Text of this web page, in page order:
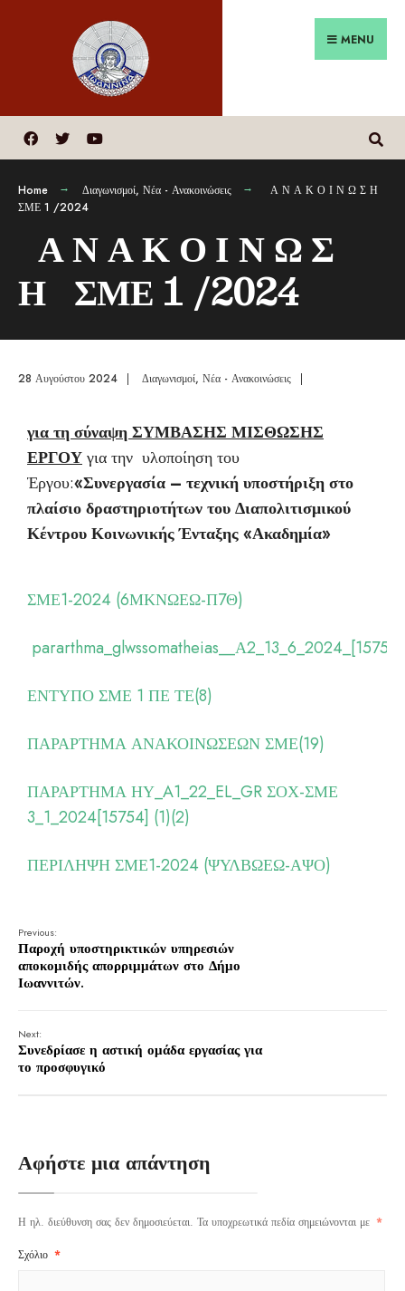
MENU
Home Διαγωνισμοί, Νέα - Ανακοινώσεις
Α Ν Α Κ Ο Ι Ν Ω Σ Η
ΣΜΕ 1 /2024
Α Ν Α Κ Ο Ι Ν Ω Σ
Η ΣΜΕ 1 /2024
28 Αυγούστου 2024 | Διαγωνισμοί, Νέα - Ανακοινώσεις |
για τη σύναψη ΣΥΜΒΑΣΗΣ ΜΙΣΘΩΣΗΣ
ΕΡΓΟΥγια την υλοποίηση του
Έργου:«Συνεργασία – τεχνική υποστήριξη στο
πλαίσιο δραστηριοτήτων του Διαπολιτισμικού
Κέντρου Κοινωνικής Ένταξης «Ακαδημία»
ΣΜΕ1-2024 (6ΜΚΝΩΕΩ-Π7Θ)
ΕΝΤΥΠΟ ΣΜΕ 1 ΠΕ ΤΕ(8)
ΠΑΡΑΡΤΗΜΑ ΑΝΑΚΟΙΝΩΣΕΩΝ ΣΜΕ(19)
ΠΑΡΑΡΤΗΜΑ ΗΥ_A1_22_EL_GR ΣΟΧ-ΣΜΕ
3_1_2024[15754] (1)(2)
ΠΕΡΙΛΗΨΗ ΣΜΕ1-2024 (ΨΥΛΒΩΕΩ-ΑΨΟ)
Previous:
Παροχή υποστηρικτικών υπηρεσιών
αποκομιδής απορριμμάτων στο Δήμο
Ιωαννιτών.
Next:
Συνεδρίασε η αστική ομάδα εργασίας για
το προσφυγικό
Αφήστε μια απάντηση
Η ηλ. διεύθυνση σας δεν δημοσιεύεται. Τα υποχρεωτικά πεδία σημειώνονται με *
Σχόλιο *